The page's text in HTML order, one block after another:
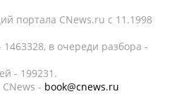
портала CNews.ru c 11.1998
в очереди разбора -
- 199231.
- book@cnews.ru